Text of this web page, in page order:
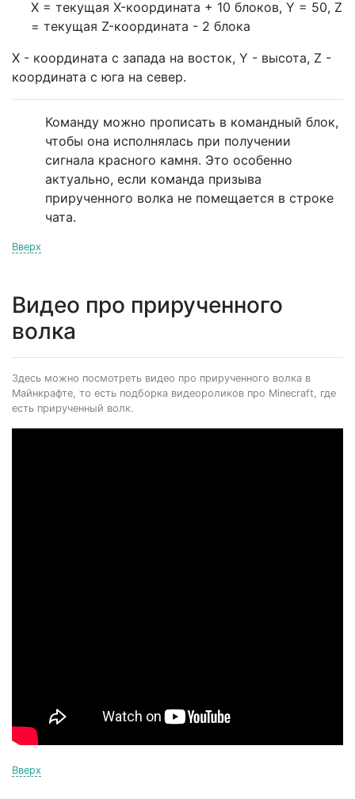
X = текущая X-координата + 10 блоков, Y = 50, Z
= текущая Z-координата - 2 блока
X - координата с запада на восток, Y - высота, Z -
координата с юга на север.
Команду можно прописать в командный блок,
чтобы она исполнялась при получении
сигнала красного камня. Это особенно
актуально, если команда призыва
прирученного волка не помещается в строке
чата.
Вверх
Видео про прирученного
волка
Здесь можно посмотреть видео про прирученного волка в
Майнкрафте, то есть подборка видеороликов про Minecraft, где
есть прирученный волк.
Вверх